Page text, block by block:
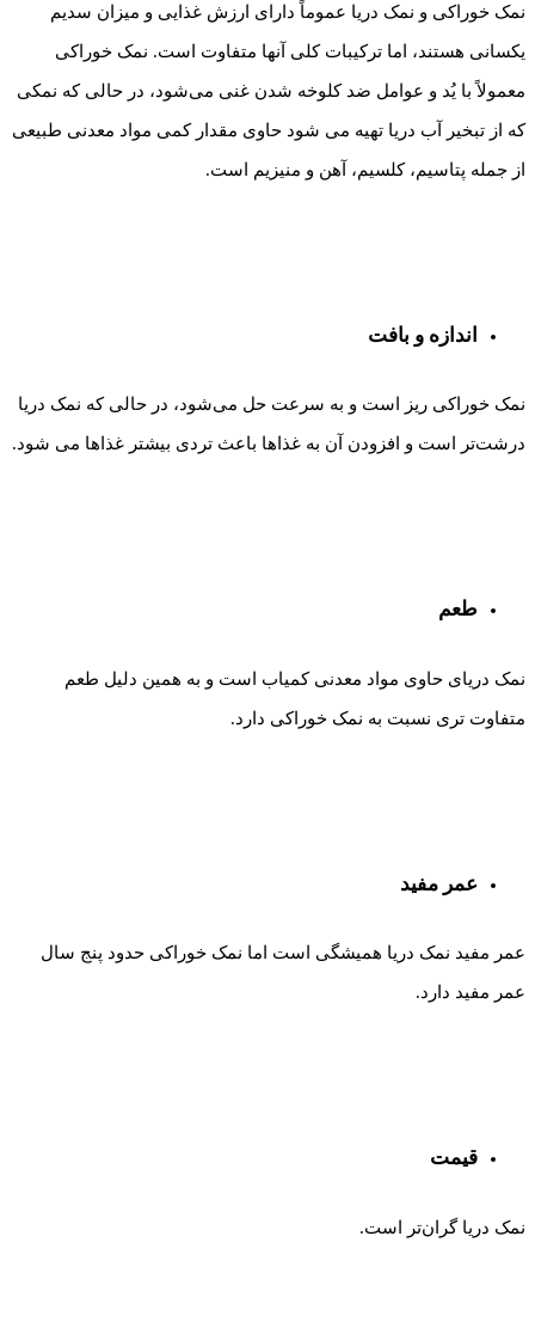
نمک خوراکی و نمک دریا عموماً دارای ارزش غذایی و میزان سدیم
یکسانی هستند، اما ترکیبات کلی آنها متفاوت است. نمک خوراکی
معمولاً با یُد و عوامل ضد کلوخه شدن غنی می‌شود، در حالی که نمکی
که از تبخیر آب دریا تهیه می شود حاوی مقدار کمی مواد معدنی طبیعی
از جمله پتاسیم، کلسیم، آهن و منیزیم است.
اندازه و بافت
نمک خوراکی ریز است و به سرعت حل می‌شود، در حالی که نمک دریا
درشت‌تر است و افزودن آن به غذاها باعث تردی بیشتر غذاها می شود.
طعم
نمک دریای حاوی مواد معدنی کمیاب است و به همین دلیل طعم
متفاوت تری نسبت به نمک خوراکی دارد.
عمر مفید
عمر مفید نمک دریا همیشگی است اما نمک خوراکی حدود پنج سال
عمر مفید دارد.
قیمت
نمک دریا گران‌تر است.